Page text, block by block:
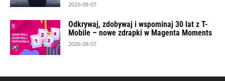
2026-08-07
Odkrywaj, zdobywaj i wspominaj 30 lat z T-
Mobile – nowe zdrapki w Magenta Moments
2026-08-07